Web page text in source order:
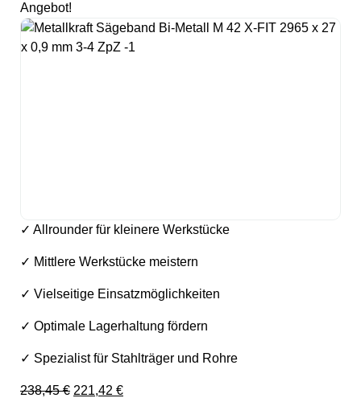
Angebot!
✓ Allrounder für kleinere Werkstücke
✓ Mittlere Werkstücke meistern
✓ Vielseitige Einsatzmöglichkeiten
✓ Optimale Lagerhaltung fördern
✓ Spezialist für Stahlträger und Rohre
238,45€ Ursprünglicher Preis war: 238,45 €
221,42 €Aktueller Preis ist: 221,42 €.